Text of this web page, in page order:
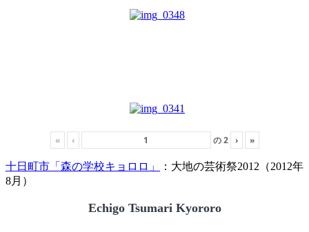
« ‹ の2 › »
十日町市「森の学校キョロロ」
：大地の芸術祭2012（2012年
8月）
Echigo Tsumari Kyororo